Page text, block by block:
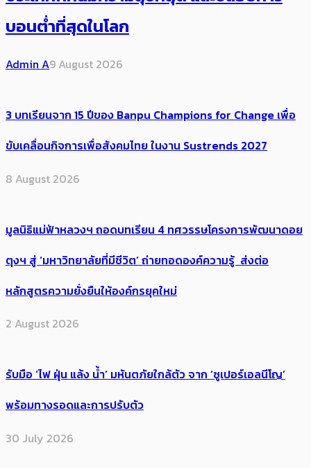
บอนต่ำที่สุดในโลก
Admin A9 August 2026
3 บทเรียนจาก 15 ปีของ Banpu Champions for Change เพื่อ
ขับเคลื่อนกิจการเพื่อสังคมไทย ในงาน Sustrends 2027
8 August 2026
มูลนิธิแม่ฟ้าหลวงฯ ถอดบทเรียน 4 ทศวรรษโครงการพัฒนาดอย
ตุงฯ สู่ ‘มหาวิทยาลัยที่มีชีวิต’ ถ่ายทอดองค์ความรู้ ส่งต่อ
หลักสูตรความยั่งยืนให้องค์กรยุคใหม่
2 August 2026
รับมือ ‘ไฟ ฝุ่น แล้ง น้ำ’ มหันตภัยใกล้ตัว จาก ‘ซูเปอร์เอลนีโญ’
พร้อมทางรอดและการปรับตัว
30 July 2026